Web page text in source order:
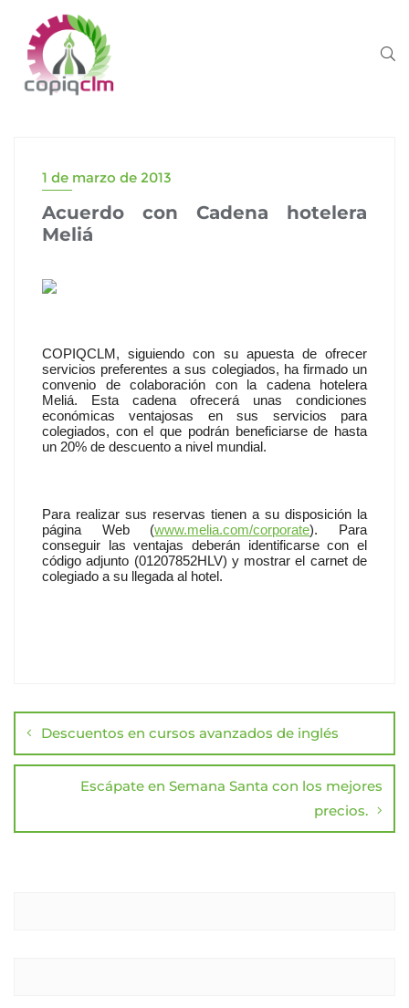
1 de marzo de 2013
Acuerdo con Cadena hotelera
Meliá
COPIQCLM, siguiendo con su apuesta de ofrecer
servicios preferentes a sus colegiados, ha firmado un
convenio de colaboración con la cadena hotelera
Meliá. Esta cadena ofrecerá unas condiciones
económicas ventajosas en sus servicios para
colegiados, con el que podrán beneficiarse de hasta
un 20% de descuento a nivel mundial.
Para realizar sus reservas tienen a su disposición la
página Web (www.melia.com/corporate). Para
conseguir las ventajas deberán identificarse con el
código adjunto (01207852HLV) y mostrar el carnet de
colegiado a su llegada al hotel.
de
entradas
Descuentos en cursos avanzados de inglés
Escápate en Semana Santa con los mejores
precios.